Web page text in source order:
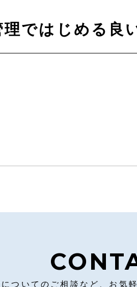
理ではじめる良
ついてのご相談など、お気